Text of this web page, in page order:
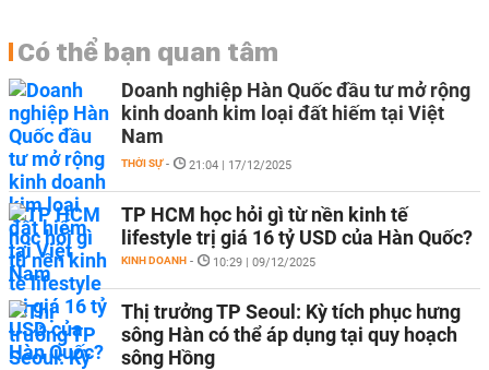
Có thể bạn quan tâm
Doanh nghiệp Hàn Quốc đầu tư mở rộng
kinh doanh kim loại đất hiếm tại Việt
Nam
THỜI SỰ - 21:04 | 17/12/2025
TP HCM học hỏi gì từ nền kinh tế
lifestyle trị giá 16 tỷ USD của Hàn Quốc?
KINH DOANH - 10:29 | 09/12/2025
Thị trưởng TP Seoul: Kỳ tích phục hưng
sông Hàn có thể áp dụng tại quy hoạch
sông Hồng